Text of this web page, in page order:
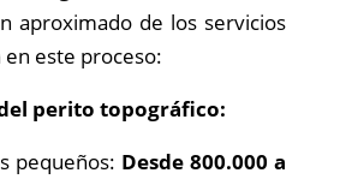
aproximado de los servicios
este proceso:
perito topográfico:
pequeños: Desde 800.000 a